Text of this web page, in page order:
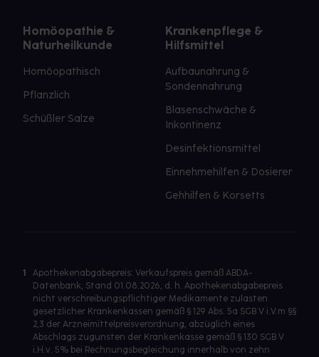
Homöopathie &
Naturheilkunde
Homöopathisch
Pflanzlich
Schüßler Salze
Krankenpflege &
Hilfsmittel
Aufbaunahrung &
Sondennahrung
Blasenschwäche &
Inkontinenz
Desinfektionsmittel
Einnehmehilfen & Dosierer
Gehhilfen & Korsetts
1
Apothekenabgabepreis: Verkaufspreis gemäß ABDA-
Datenbank, Stand 01.08.2026, d. h. Apothekenabgabepreis
nicht verschreibungspflichtiger Medikamente zulasten
gesetzlicher Krankenkassen gemäß § 129 Abs. 5a SGB V i.V.m §§
2,3 der Arzneimittelpreisverordnung, abzüglich eines
Abschlags zugunsten der Krankenkasse gemäß § 130 SGB V
i.H.v. 5% bei Rechnungsbegleichung innerhalb von zehn